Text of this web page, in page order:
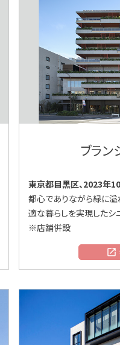
ブラン
東京都目黒区、2023年
都心でありながら緑に溢
適な暮らしを実現したシ
※店舗併設
open_in_new